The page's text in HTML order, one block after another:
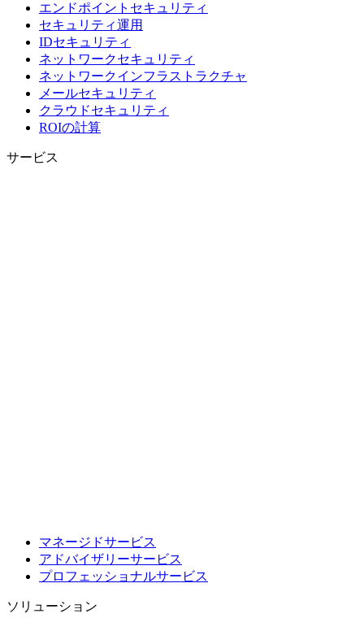
エンドポイントセキュリティ
セキュリティ運用
IDセキュリティ
ネットワークセキュリティ
ネットワークインフラストラクチャ
メールセキュリティ
クラウドセキュリティ
ROIの計算
サービス
マネージドサービス
アドバイザリーサービス
プロフェッショナルサービス
ソリューション